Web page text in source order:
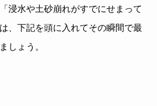
浸水や土砂崩れがすでにせまって
、下記を頭に入れてその瞬間で最
しょう。